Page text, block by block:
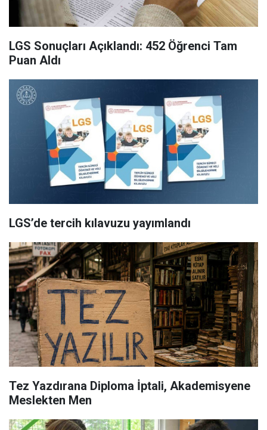
LGS Sonuçları Açıklandı: 452 Öğrenci Tam
Puan Aldı
LGS’de tercih kılavuzu yayımlandı
Tez Yazdırana Diploma İptali, Akademisyene
Meslekten Men